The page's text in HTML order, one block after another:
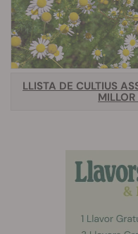
LLISTA DE CULTIUS